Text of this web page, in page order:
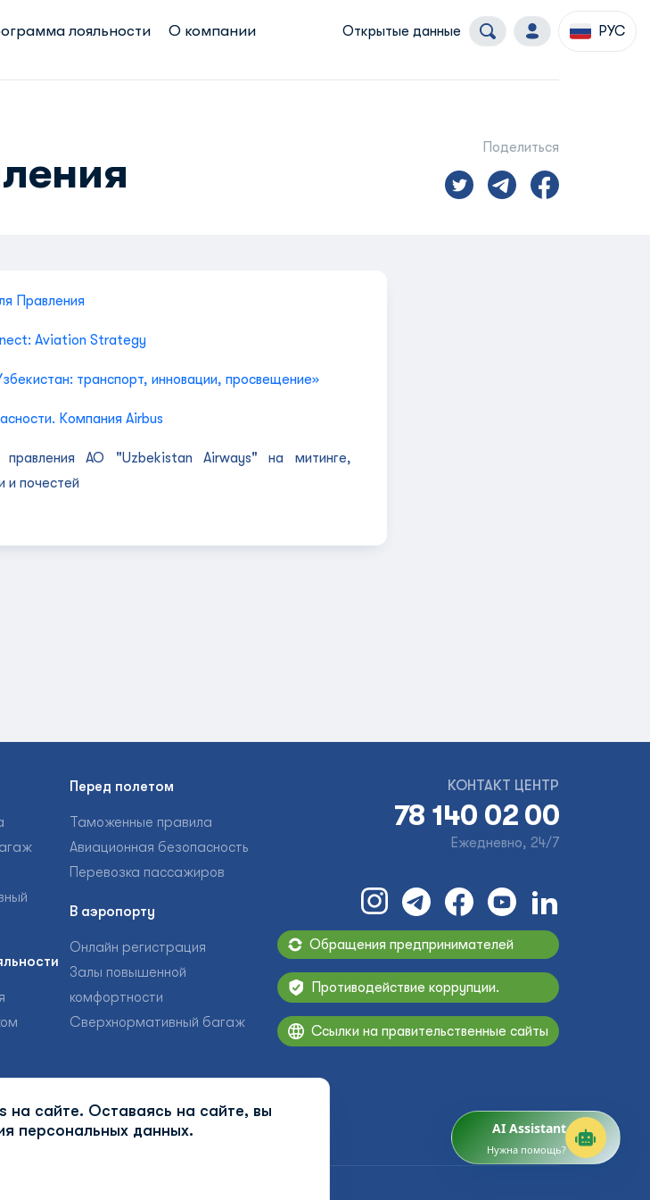
на сайте. Оставаясь на сайте, вы
персональных данных.
лояльности О компании Открытые данные РУС
Поделиться
Правления
Aviation Strategy
транспорт, инновации, просвещение»
Компания Airbus
АО "Uzbekistan Airways" на митинге,
и почестей
Перед полетом
Таможенные правила
Авиационная безопасность
Перевозка пассажиров
В аэропорту
Онлайн регистрация
Залы повышенной
комфортности
Сверхнормативный багаж
КОНТАКТ ЦЕНТР
78 140 02 00
Ежедневно, 24/7
Обращения предпринимателей
Противодействие коррупции.
Ссылки на правительственные сайты
AI Assistant
Нужна помощь?